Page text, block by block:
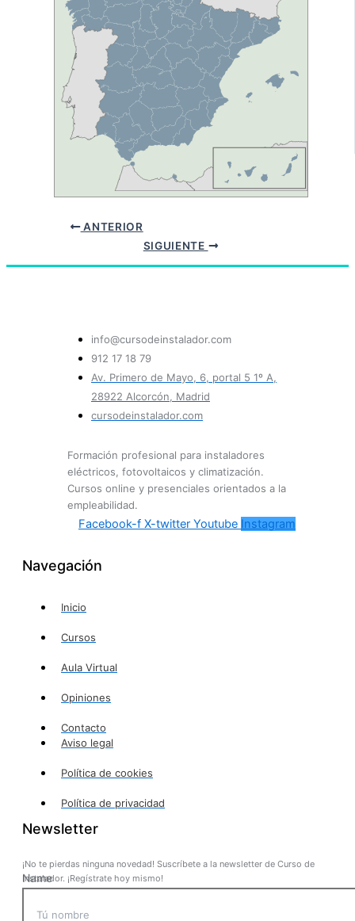
ANTERIOR
SIGUIENTE
info@cursodeinstalador.com
912 17 18 79
Av. Primero de Mayo, 6, portal 5 1º A,
28922 Alcorcón, Madrid
cursodeinstalador.com
Formación profesional para instaladores
eléctricos, fotovoltaicos y climatización.
Cursos online y presenciales orientados a la
empleabilidad.
Facebook-f X-twitter Youtube Instagram
Navegación
Inicio
Cursos
Aula Virtual
Opiniones
Contacto
Aviso legal
Política de cookies
Política de privacidad
Newsletter
¡No te pierdas ninguna novedad! Suscríbete a la newsletter de Curso de
Instalador. ¡Regístrate hoy mismo!
Name